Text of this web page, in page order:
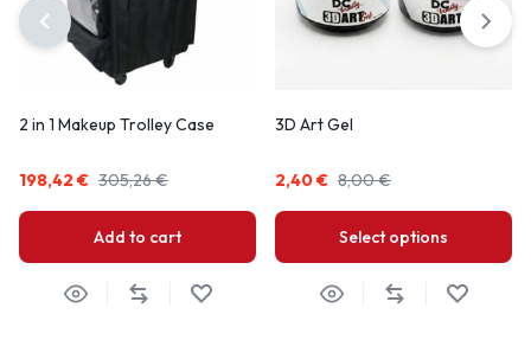
2 in 1 Makeup Trolley Case
305,26€
198,42 €
Add to cart
3D Art Gel
8,00€
2,40€
Select options